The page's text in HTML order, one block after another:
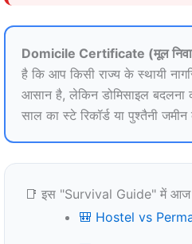
Domicile Certificate (मूल
है कि आप किसी राज्य के स्थायी
आसान है, लेकिन डोमिसाइल बदलना
साल का स्टे रिकॉर्ड या पुश्तैनी
📑 इस "Survival Guide" में आज
🎒 Hostel vs